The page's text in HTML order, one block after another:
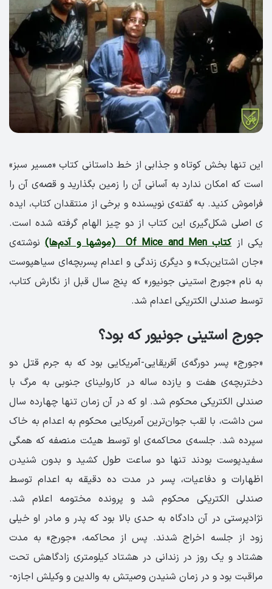
این تنها بخش کوتاه و جذابی از خط داستانی کتاب «مسیر سبز»
است که امکان ندارد به آسانی آن را زمین بگذارید و قصه‌ی آن را
فراموش کنید. به گفته­‌ی نویسنده و برخی از منتقدان کتاب، ایده­‌
ی اصلی شکل‌­گیری این کتاب از دو چیز الهام گرفته شده است.
یکی ازکتاب Of Mice and Men (موش­ها و آدم­‌ها)
نوشته‌ی
«جان اشتاین‌بک» و دیگری زندگی و اعدام پسربچه­‌ای سیاهپوست
به نام «جورج استینی جونیور» که پنج سال قبل از نگارش کتاب،
توسط صندلی الکتریکی اعدام شد.
جورج استینی جونیور که بود؟
«جورج» پسر دورگه‌­ی آفریقایی-آمریکایی بود که به جرم قتل دو
دختربچه‌­ی هفت و یازده ساله در کارولینای جنوبی به مرگ با
صندلی الکتریکی محکوم شد. او که در آن زمان تنها چهارده سال
سن داشت، با لقب جوان­‌ترین آمریکایی محکوم به اعدام به خاک
سپرده شد. جلسه‌­ی محاکمه­‌ی او توسط هیئت منصفه که همگی
سفیدپوست بودند تنها دو ساعت طول کشید و بدون شنیدن
اظهارات و دفاعیات، پسر در مدت ده دقیقه به اعدام توسط
صندلی الکتریکی محکوم شد و پرونده مختومه اعلام شد.
نژادپرستی در آن دادگاه به حدی بالا بود که پدر و مادر او خیلی
زود از جلسه اخراج شدند. پس از محاکمه، «جورج» به مدت
هشتاد و یک روز در زندانی در هشتاد کیلومتری زادگاهش تحت
مراقبت بود و در زمان شنیدن وصیتش به والدین و وکیلش اجازه‌­